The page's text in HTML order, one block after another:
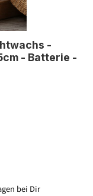
-
- Batterie -
bei Dir